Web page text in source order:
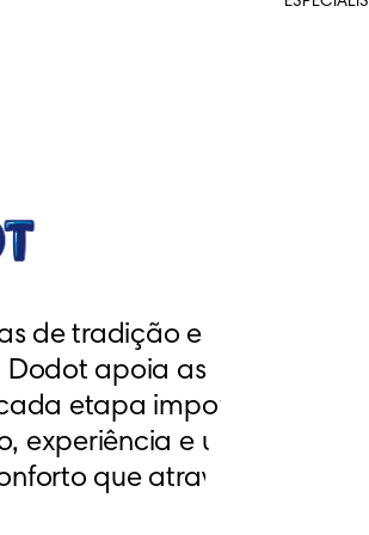
de tradição e
Dodot apoia as
etapa importante,
experiência e um
que atravessa